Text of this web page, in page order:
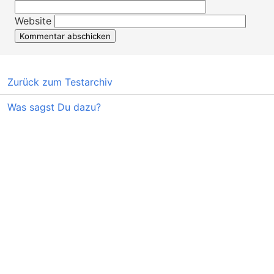
Website
Zurück zum Testarchiv
Was sagst Du dazu?